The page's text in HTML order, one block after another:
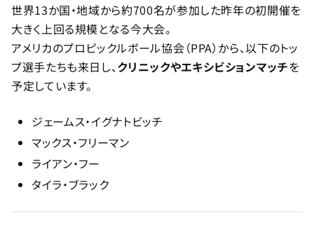
世界13か国・地域から約700名が参加した昨年の初開催を
大きく上回る規模となる今大会。
アメリカのプロピックルボール協会（PPA）から、以下のトッ
プ選手たちも来日し、クリニックやエキシビションマッチを
予定しています。
ジェームス・イグナトビッチ
マックス・フリーマン
ライアン・フー
タイラ・ブラック